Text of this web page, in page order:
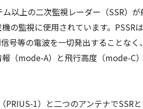
以上の二次監視レーダー（SSR）が
の監視に使用されています。PSSR
号等の電波を一切発出することなく
（mode-A）と飛行高度（mode-C
PRIUS-1）と二つのアンテナでSSR